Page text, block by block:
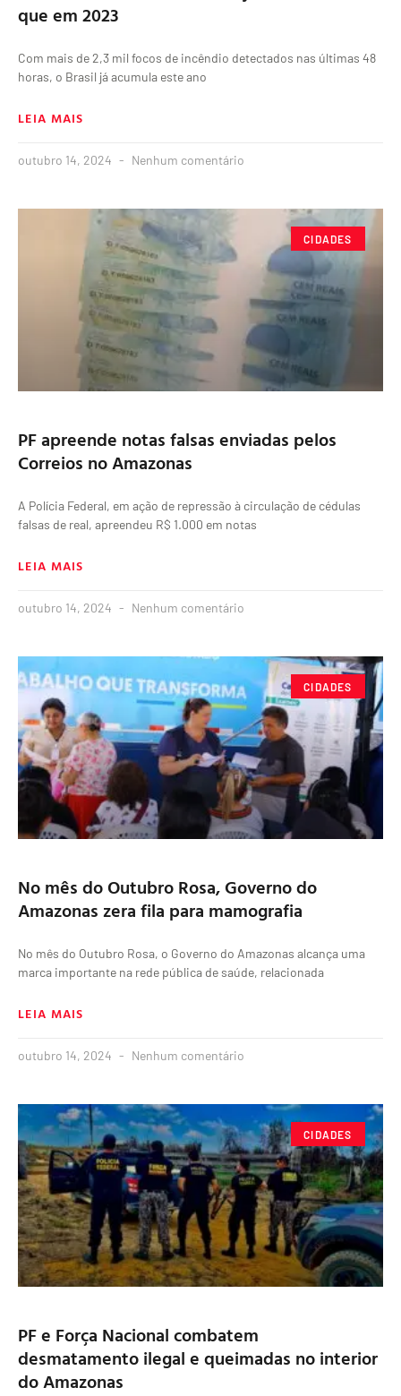
que em 2023
Com mais de 2,3 mil focos de incêndio detectados nas últimas 48
horas, o Brasil já acumula este ano
LEIA MAIS
outubro 14, 2024 Nenhum comentário
CIDADES
PF apreende notas falsas enviadas pelos
Correios no Amazonas
A Polícia Federal, em ação de repressão à circulação de cédulas
falsas de real, apreendeu R$ 1.000 em notas
LEIA MAIS
outubro 14, 2024 Nenhum comentário
CIDADES
No mês do Outubro Rosa, Governo do
Amazonas zera fila para mamografia
No mês do Outubro Rosa, o Governo do Amazonas alcança uma
marca importante na rede pública de saúde, relacionada
LEIA MAIS
outubro 14, 2024 Nenhum comentário
CIDADES
PF e Força Nacional combatem
desmatamento ilegal e queimadas no interior
do Amazonas